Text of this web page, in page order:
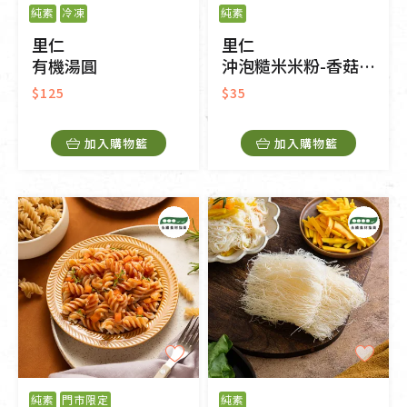
純素 冷凍
里仁
有機湯圓
$125
加入購物籃
純素
里仁
沖泡糙米米粉-香菇風味
$35
加入購物籃
純素 門市限定 純素